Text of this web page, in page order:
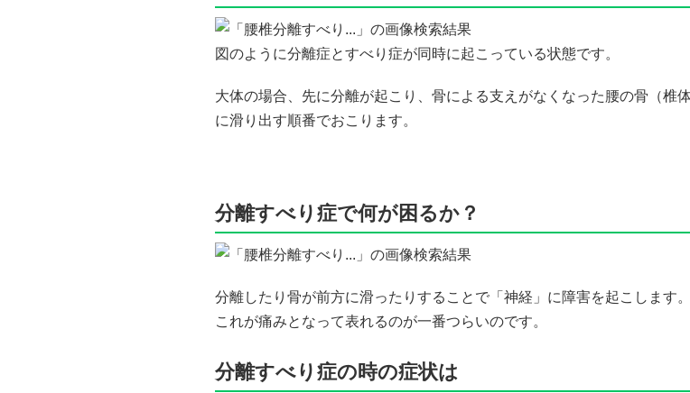
図のように分離症とすべり症が同時に起こっている状態です。
大体の場合、先に分離が起こり、骨による支えがなくなった腰の骨（椎
に滑り出す順番でおこります。
分離すべり症で何が困るか？
分離したり骨が前方に滑ったりすることで「神経」に障害を起こします。
これが痛みとなって表れるのが一番つらいのです。
分離すべり症の時の症状は